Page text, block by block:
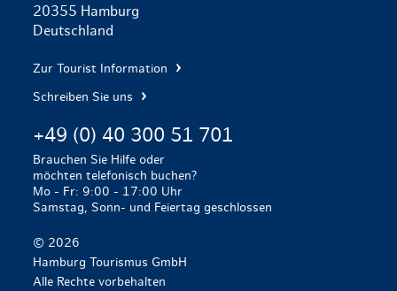
20355 Hamburg
Deutschland
Zur Tourist Information
Schreiben Sie uns
+49 (0) 40 300 51 701
Brauchen Sie Hilfe oder
möchten telefonisch buchen?
Mo - Fr: 9:00 - 17:00 Uhr
Samstag, Sonn- und Feiertag geschlossen
© 2026
Hamburg Tourismus GmbH
Alle Rechte vorbehalten